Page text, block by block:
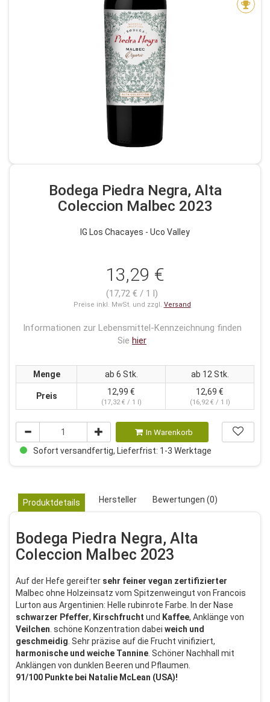
Bodega Piedra Negra, Alta
Coleccion Malbec 2023
IG Los Chacayes - Uco Valley
13,29 €
(17,72 € / 1 l)
Preise inkl. MwSt. und zzgl. Versand
Informationen zur Lebensmittel-Kennzeichnung finden
Sie hier
Menge ab 6 Stk. ab 12 Stk.
Preis 12,99 €
(17,32 € / 1 l)
12,69 €
(16,92 € / 1 l)
In Warenkorb
Sofort versandfertig, Lieferfrist: 1-3 Werktage
Produktdetails Hersteller Bewertungen (0)
Bodega Piedra Negra, Alta
Coleccion Malbec 2023
Auf der Hefe gereifter sehr feiner vegan zertifizierter
Malbec ohne Holzeinsatz vom Spitzenweingut von Francois
Lurton aus Argentinien: Helle rubinrote Farbe. In der Nase
schwarzer Pfeffer, Kirschfrucht und Kaffee, Anklänge von
Veilchen . schöne Konzentration dabei weich und
geschmeidig . Sehr präzise auf die Frucht vinifiziert,
harmonische und weiche Tannine . Schöner Nachhall mit
Anklängen von dunklen Beeren und Pflaumen.
91/100 Punkte bei Natalie McLean (USA)!